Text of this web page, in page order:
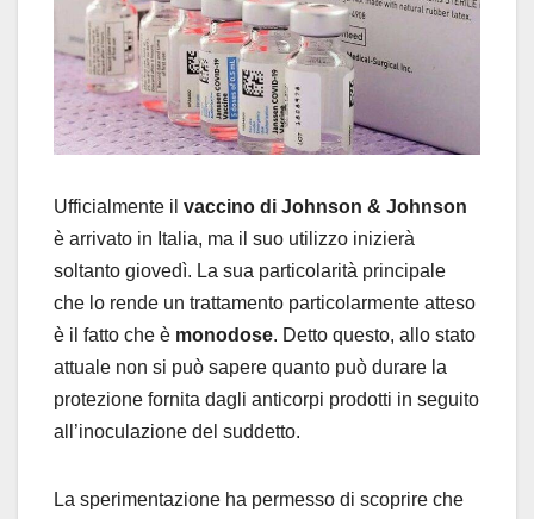
Ufficialmente il vaccino di Johnson & Johnson
è arrivato in Italia, ma il suo utilizzo inizierà
soltanto giovedì. La sua particolarità principale
che lo rende un trattamento particolarmente atteso
è il fatto che è monodose. Detto questo, allo stato
attuale non si può sapere quanto può durare la
protezione fornita dagli anticorpi prodotti in seguito
all’inoculazione del suddetto.
La sperimentazione ha permesso di scoprire che